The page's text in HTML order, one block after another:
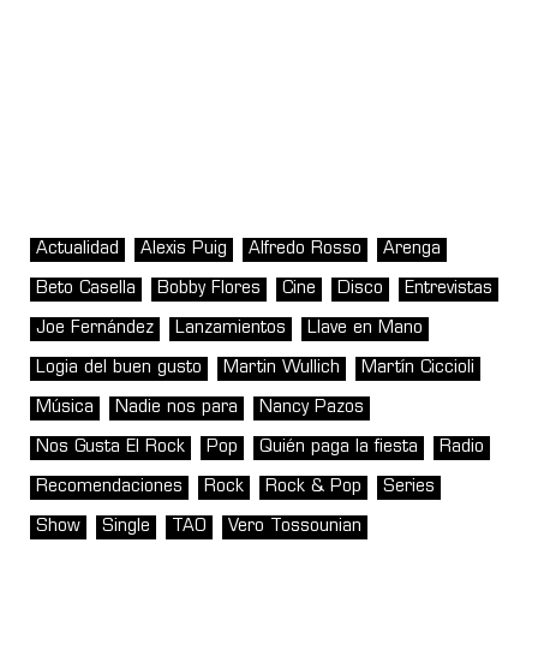
Actualidad Alexis Puig Alfredo Rosso Arenga
Beto Casella Bobby Flores Cine Disco Entrevistas
Joe Fernández Lanzamientos Llave en Mano
Logia del buen gusto Martin Wullich Martín Ciccioli
Música Nadie nos para Nancy Pazos
Nos Gusta El Rock Pop Quién paga la fiesta Radio
Recomendaciones Rock Rock & Pop Series
Show Single TAO Vero Tossounian